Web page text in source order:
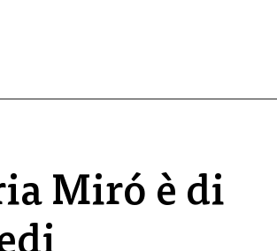
Miró è di